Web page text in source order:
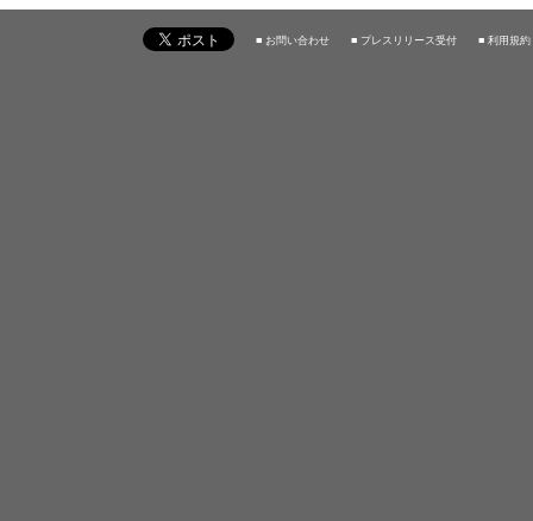
■ お問い合わせ ■ プレスリリース受付 ■ 利用規約